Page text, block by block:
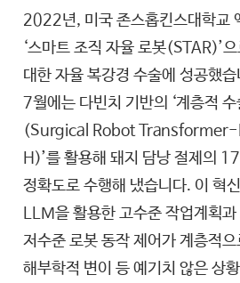
2022년, 미국 존스홉킨스대학교
‘스마트 조직 자율 로봇(STAR)’
대한 자율 복강경 수술에 성공했
7월에는 다빈치 기반의 ‘계층적
(Surgical Robot
H)’를 활용해 돼지 담낭 절제의
정확도로 수행해 냈습니다. 이 혁
LLM을 활용한 고수준 작업계획
저수준 로봇 동작 제어가 계층적
해부학적 변이 등 예기치 않은 상